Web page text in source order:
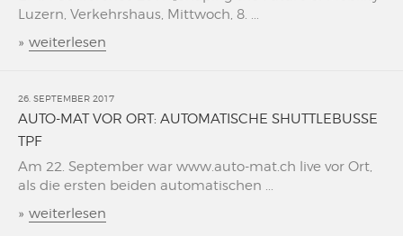
Luzern, Verkehrshaus, Mittwoch, 8. ...
» weiterlesen
26. SEPTEMBER 2017
AUTO-MAT VOR ORT: AUTOMATISCHE SHUTTLEBUSSE
TPF
Am 22. September war www.auto-mat.ch live vor Ort,
als die ersten beiden automatischen ...
» weiterlesen